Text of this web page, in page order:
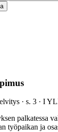
· s. 3 · I
palkatessa
työpaikan ja